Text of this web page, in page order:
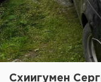
Схиигумен